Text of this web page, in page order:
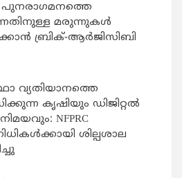
മരുന്നുകള്‍
ബ്രിക്-ആര്‍ജിസിബി
വ്യതിയാനത്തെ
കൃഷിയും ഡിജിറ്റൽ
NFPRC
ശില്പശാല